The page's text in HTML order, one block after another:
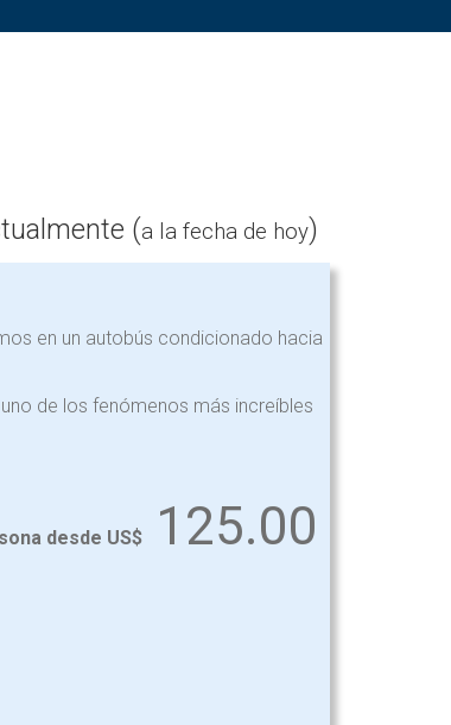
(a la fecha de hoy)
en un autobús condicionado hacia
de los fenómenos más increíbles
desde US$ 125.00